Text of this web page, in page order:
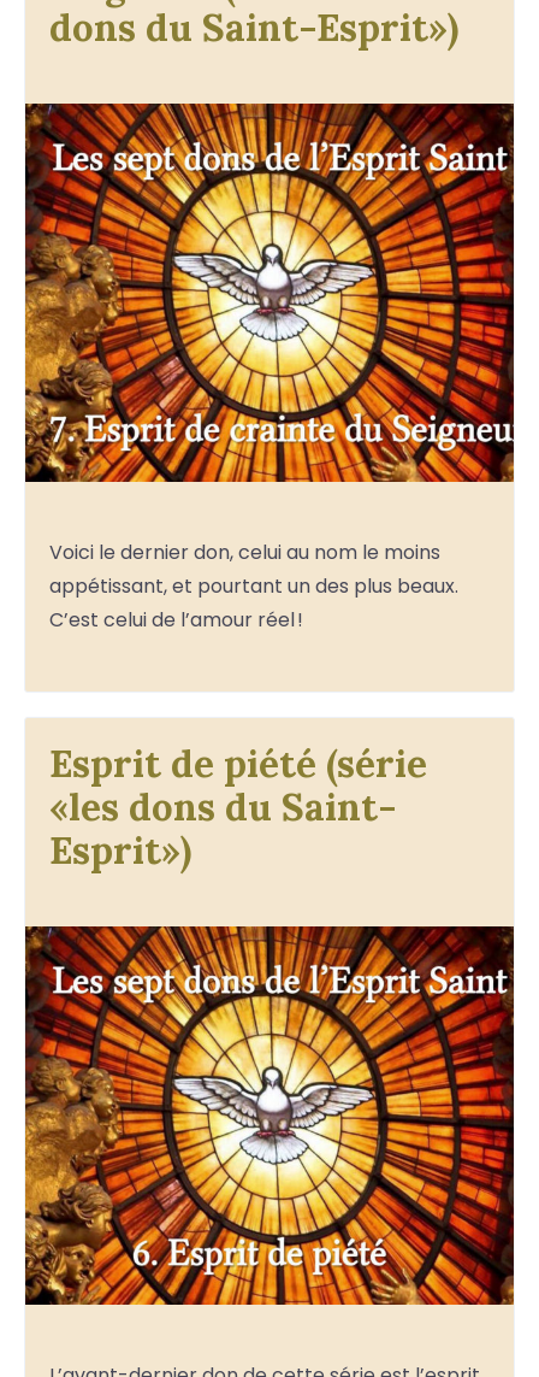
dons du Saint-Esprit»)
Voici le dernier don, celui au nom le moins
appétissant, et pourtant un des plus beaux.
C’est celui de l’amour réel !
Esprit de piété (série
«les dons du Saint-
Esprit»)